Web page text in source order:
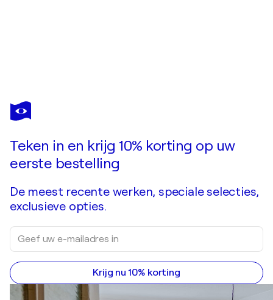
JESÚS
MANUEL
Kunstwerk in opdracht aanvragen
Teken in en krijg 10% korting op uw
eerste bestelling
De meest recente werken, speciale selecties,
exclusieve opties.
Krijg nu 10% korting